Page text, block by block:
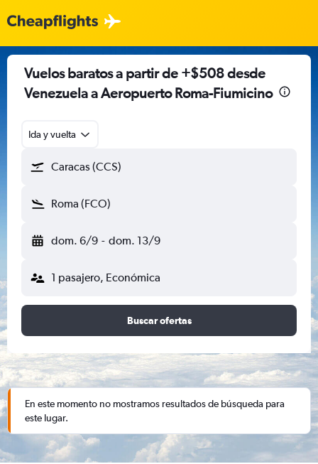
Vuelos baratos a partir de +$508 desde
Venezuela a Aeropuerto Roma-Fiumicino
Ida y vuelta
Caracas (CCS)
Roma (FCO)
dom. 6/9 - dom. 13/9
1 pasajero, Económica
Buscar ofertas
En este momento no mostramos resultados de búsqueda para
este lugar.